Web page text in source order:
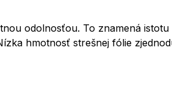
odolnosťou. To znamená
hmotnosť strešnej fólie